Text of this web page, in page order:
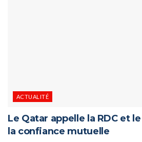
ACTUALITÉ
Le Qatar appelle la RDC et
la confiance mutuelle